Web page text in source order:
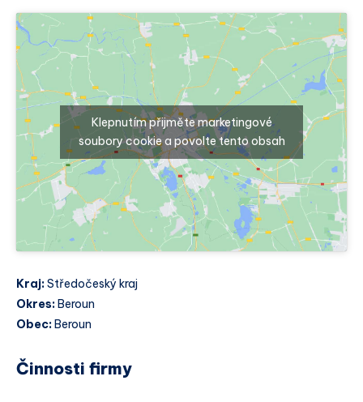
Klepnutím přijměte marketingové
soubory cookie a povolte tento obsah
Kraj:Středočeský kraj
Okres: Beroun
Obec: Beroun
Činnosti firmy